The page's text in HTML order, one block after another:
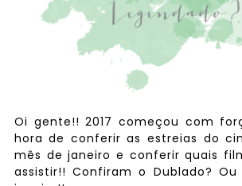
Oi gente!! 2017 começou com
hora de conferir as estreias do
mês de janeiro e conferir quais
assistir!! Confiram o Dublado? Ou